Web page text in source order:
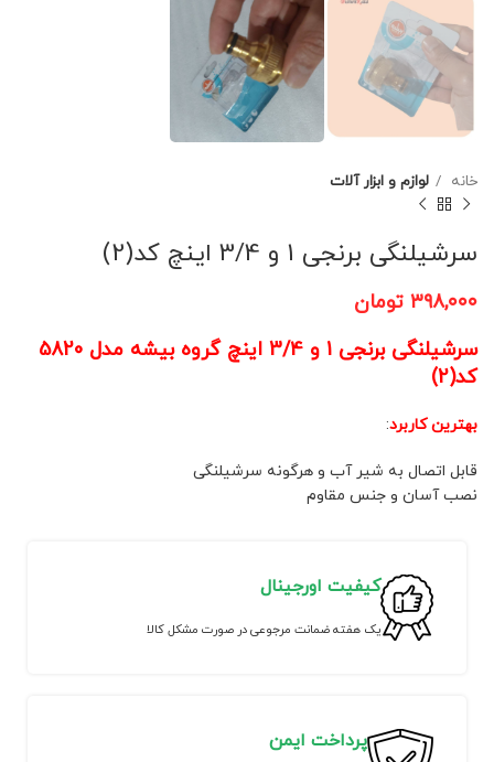
خانه لوازم و ابزار آلات
سرشیلنگی برنجی 1 و 3/4 اینچ کد(2)
۳۹۸,۰۰۰ تومان
سرشیلنگی برنجی 1 و 3/4 اینچ گروه بیشه مدل 5820
کد(2)
بهترین کاربرد:
قابل اتصال به شیر آب و هرگونه سرشیلنگی
نصب آسان و جنس مقاوم
کیفیت اورجینال
یک هفته ضمانت مرجوعی در صورت مشکل کالا
پرداخت ایمن